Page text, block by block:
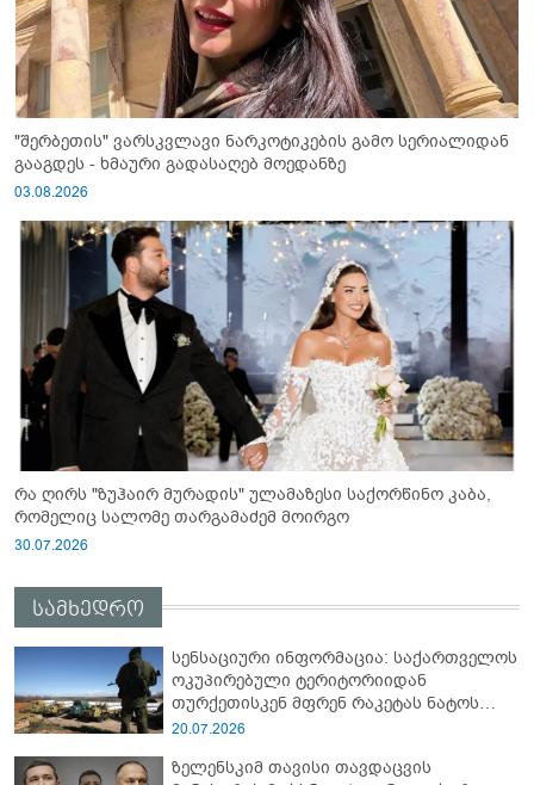
"შერბეთის" ვარსკვლავი ნარკოტიკების გამო სერიალიდან
გააგდეს - ხმაური გადასაღებ მოედანზე
03.08.2026
რა ღირს "ზუჰაირ მურადის" ულამაზესი საქორწინო კაბა,
რომელიც სალომე თარგამაძემ მოირგო
30.07.2026
სამხედრო
სენსაციური ინფორმაცია: საქართველოს
ოკუპირებული ტერიტორიიდან
თურქეთისკენ მფრენ რაკეტას ნატოს
სამიტი კინაღამ ჩაუშლია
20.07.2026
ზელენსკიმ თავისი თავდაცვის